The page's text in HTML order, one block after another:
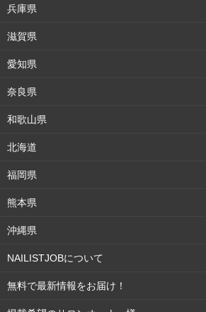
兵庫県
滋賀県
愛知県
奈良県
和歌山県
北海道
福岡県
熊本県
沖縄県
NAILISTJOBについて
無料で最新情報をお届け！